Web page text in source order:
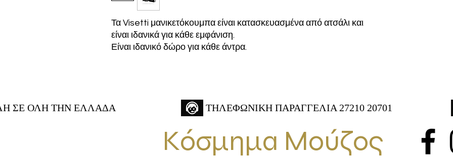
Τα Visetti μανικετόκουμπα είναι κατασκευασμένα από ατσάλι και
είναι ιδανικά για κάθε εμφάνιση.
Είναι ιδανικό δώρο για κάθε άντρα.
ΣΕ ΟΛΗ ΤΗΝ ΕΛΛΑΔΑ ΤΗΛΕΦΩΝΙΚΗ ΠΑΡΑΓΓΕΛΙΑ 27210 20701
Κόσμημα Μούζος